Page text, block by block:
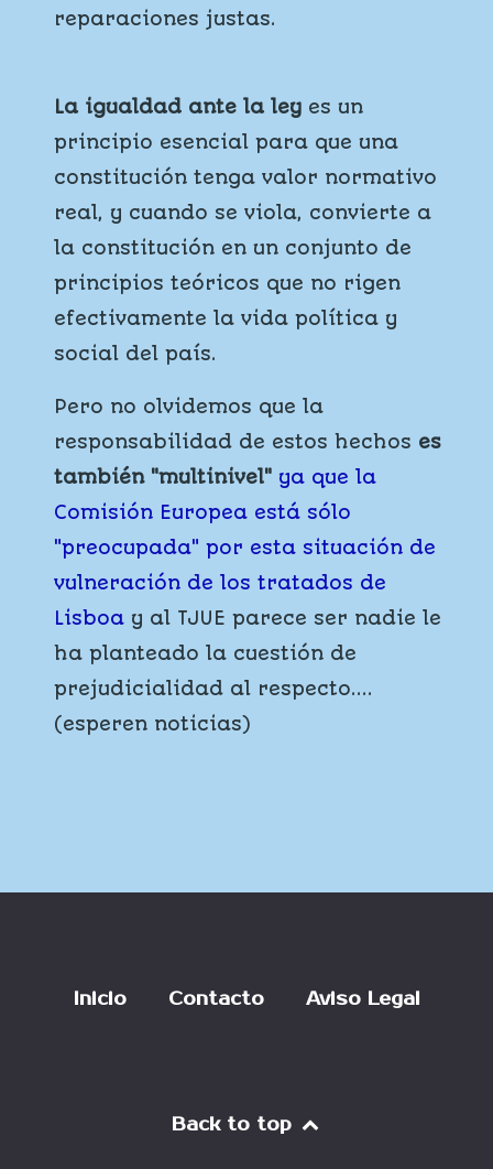
reparaciones justas.
La igualdad ante la ley es un
principio esencial para que una
constitución tenga valor normativo
real, y cuando se viola, convierte a
la constitución en un conjunto de
principios teóricos que no rigen
efectivamente la vida política y
social del país.
Pero no olvidemos que la
responsabilidad de estos hechos es
también "multinivel" ya que la
Comisión Europea está sólo
"preocupada" por esta situación de
vulneración de los tratados de
Lisboa y al TJUE parece ser nadie le
ha planteado la cuestión de
prejudicialidad al respecto....
(esperen noticias)
Inicio Contacto Aviso Legal
Back to top